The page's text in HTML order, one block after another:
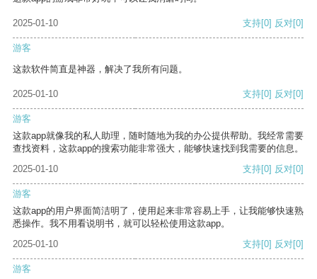
2025-01-10 支持[0] 反对[0]
游客
这款软件简直是神器，解决了我所有问题。
2025-01-10 支持[0] 反对[0]
游客
这款app就像我的私人助理，随时随地为我的办公提供帮助。我经常需要
查找资料，这款app的搜索功能非常强大，能够快速找到我需要的信息。
2025-01-10
支持[0] 反对[0]
游客
这款app的用户界面简洁明了，使用起来非常容易上手，让我能够快速熟
悉操作。我不用看说明书，就可以轻松使用这款app。
2025-01-10
支持[0] 反对[0]
游客